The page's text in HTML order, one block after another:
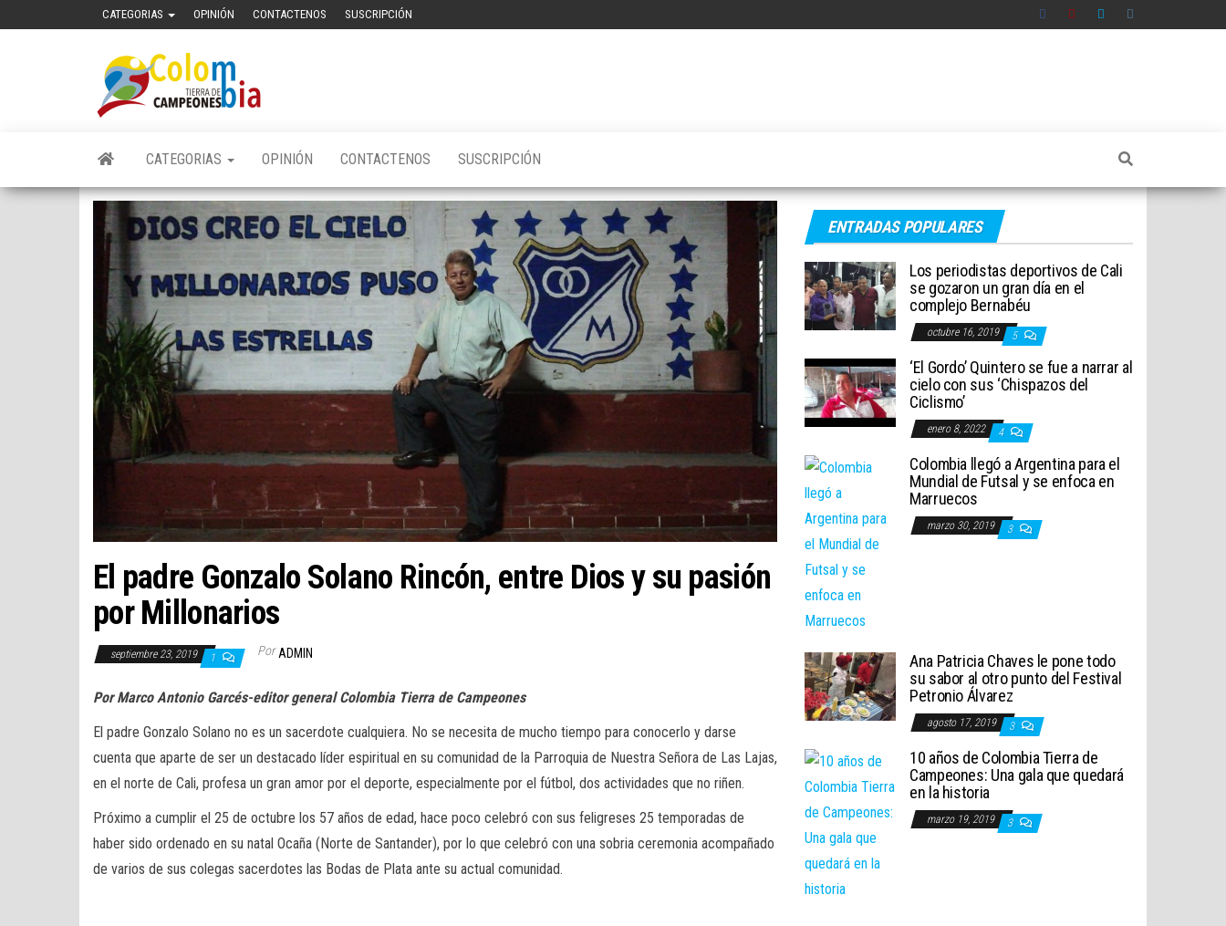
CATEGORIAS OPINIÓN CONTACTENOS SUSCRIPCIÓN
CATEGORIAS OPINIÓN CONTACTENOS SUSCRIPCIÓN
El padre Gonzalo Solano Rincón, entre Dios y su pasión
por Millonarios
septiembre 23, 2019 1 Por ADMIN
Por Marco Antonio Garcés-editor general Colombia Tierra de Campeones
El padre Gonzalo Solano no es un sacerdote cualquiera. No se necesita de mucho tiempo para conocerlo y darse
cuenta que aparte de ser un destacado líder espiritual en su comunidad de la Parroquia de Nuestra Señora de Las Lajas,
en el norte de Cali, profesa un gran amor por el deporte, especialmente por el fútbol, dos actividades que no riñen.
Próximo a cumplir el 25 de octubre los 57 años de edad, hace poco celebró con sus feligreses 25 temporadas de
haber sido ordenado en su natal Ocaña (Norte de Santander), por lo que celebró con una sobria ceremonia acompañado
de varios de sus colegas sacerdotes las Bodas de Plata ante su actual comunidad.
ENTRADAS POPULARES
Los periodistas deportivos de Cali
se gozaron un gran día en el
complejo Bernabéu
octubre 16, 2019 5
‘El Gordo’ Quintero se fue a narrar al
cielo con sus ‘Chispazos del
Ciclismo’
enero 8, 2022 4
Colombia llegó a Argentina para el
Mundial de Futsal y se enfoca en
Marruecos
marzo 30, 2019 3
Ana Patricia Chaves le pone todo
su sabor al otro punto del Festival
Petronio Álvarez
agosto 17, 2019 3
10 años de Colombia Tierra de
Campeones: Una gala que quedará
en la historia
marzo 19, 2019 3